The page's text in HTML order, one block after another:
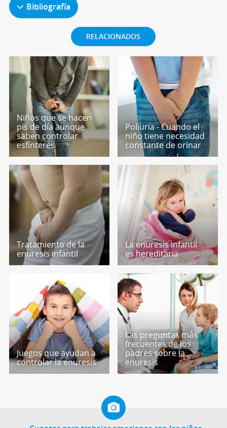
Bibliografía
RELACIONADOS
Niños que se hacen
pis de día aunque
saben controlar
esfínteres
Poliuria - Cuando el
niño tiene necesidad
constante de orinar
Tratamiento de la
enuresis infantil
La enuresis infantil
es hereditaria
Juegos que ayudan a
controlar la enuresis
Las preguntas más
frecuentes de los
padres sobre la
enuresis